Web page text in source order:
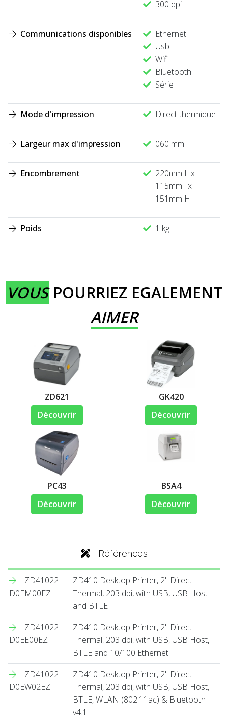
300 dpi
Communications disponibles
Ethernet
Usb
Wifi
Bluetooth
Série
Mode d'impression Direct thermique
Largeur max d'impression 060 mm
Encombrement
220mm L x
115mm l x
151mm H
Poids 1 kg
VOUSPOURRIEZ EGALEMENT
AIMER
ZD621
Découvrir
GK420
Découvrir
PC43
Découvrir
BSA4
Découvrir
Références
ZD41022-
D0EM00EZ
ZD410 Desktop Printer, 2" Direct
Thermal, 203 dpi, with USB, USB Host
and BTLE
ZD41022-
D0EE00EZ
ZD410 Desktop Printer, 2" Direct
Thermal, 203 dpi, with USB, USB Host,
BTLE and 10/100 Ethernet
ZD41022-
D0EW02EZ
ZD410 Desktop Printer, 2" Direct
Thermal, 203 dpi, with USB, USB Host,
BTLE, WLAN (802.11ac) & Bluetooth
v4.1